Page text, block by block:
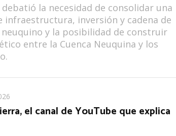
la necesidad de consolidar una
infraestructura, inversión y cadena de
y la posibilidad de construir
entre la Cuenca Neuquina y los
el canal de YouTube que explica